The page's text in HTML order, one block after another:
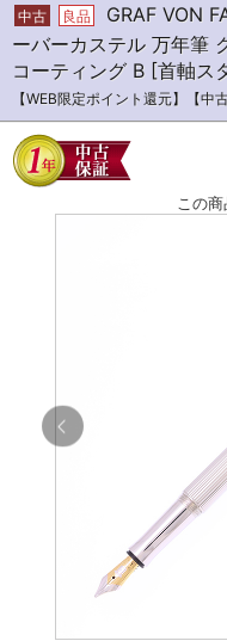
中古 良品
GRAF VON
ーバーカステル 万年筆
コーティング B [首軸ス
【WEB限定ポイント還元】【中
この